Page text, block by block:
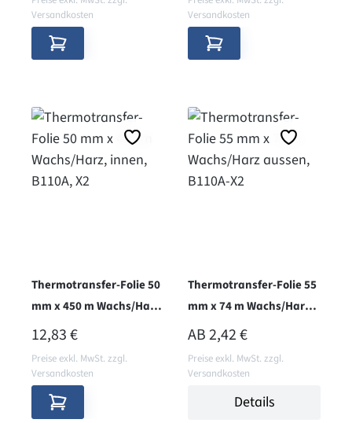
Versandkosten
Versandkosten
Thermotransfer-Folie 50
mm x 450 m Wachs/Harz,
innen, B110A, X2
REGULÄRER PREIS:
12,83 €
Preise exkl. MwSt. zzgl.
Versandkosten
Thermotransfer-Folie 55
mm x 74 m Wachs/Harz
aussen, B110A-X2
REGULÄRER PREIS:
AB2,42 €
Preise exkl. MwSt. zzgl.
Versandkosten
Details